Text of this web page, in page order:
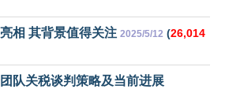
相 其背景值得关注 2025/5/12 (26,014
队关税谈判策略及当前进展